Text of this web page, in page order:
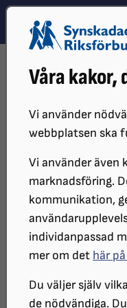
Våra kakor,
Vi använder
webbplatsen ska
Vi använder även
marknadsföring.
kommunikation,
individanpassad
mer om det här
Du väljer själv
de nödvändiga.
Hoppa till innehåll
Hoppa till hitta
PERSONUPPGIFTER OCH
minnes-
Så här
Riksförbunds
du beställer
hyllningsgåva.